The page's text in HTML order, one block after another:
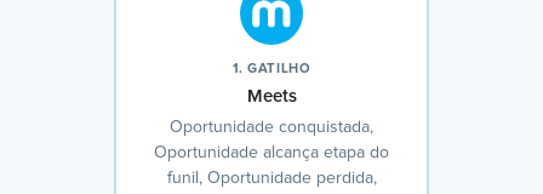
1. GATILHO
Meets
Oportunidade conquistada,
Oportunidade alcança etapa do
funil, Oportunidade perdida,